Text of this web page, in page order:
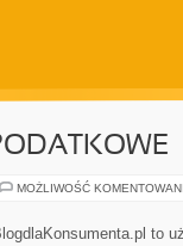
MOŻLIWOŚĆ
to